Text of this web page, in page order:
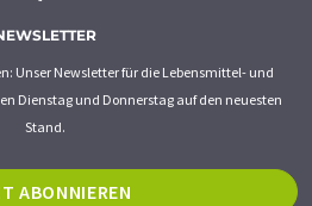
Unser Newsletter für die Lebensmittel- und
Dienstag und Donnerstag auf den neuesten
Stand.
ABONNIEREN